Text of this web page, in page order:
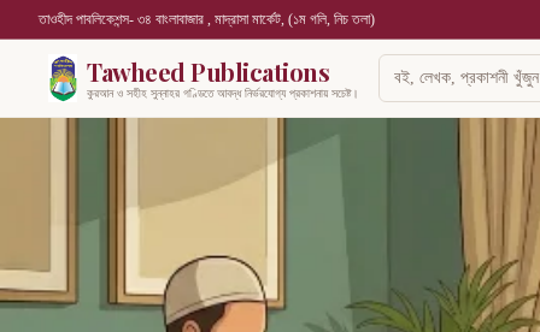
তাওহীদ পাবলিকেশন্স- ৩৪ বাংলাবাজার , মাদ্রাসা মার্কেট, (১ম গলি, নিচ তলা)
Tawheed Publications
কুরআন ও সহীহ সুন্নাহর গণ্ডিতে আবদ্ধ নির্ভরযোগ্য প্রকাশনায় সচেষ্ট।